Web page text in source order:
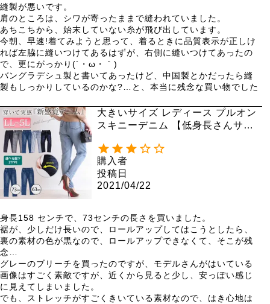
縫製が悪いです。
肩のところは、シワが寄ったままで縫われていました。
あちこちから、始末していない糸が飛び出しています。
今朝、早速!着てみようと思って、着るときに品質表示が正しけ
れば左脇に縫いつけてあるはずが、右側に縫いつけてあったの
で、更にがっかり(´・ω・｀)
バングラデシュ製と書いてあったけど、中国製とかだったら縫
大きいサイズ レディース プルオン
スキニーデニム 【低身長さんサイ
購入者
投稿日
2021/04/22
身長158 センチで、73センチの長さを買いました。
裾が、少しだけ長いので、ロールアップしてはこうとしたら、
裏の素材の色が黒なので、ロールアップできなくて、そこが残
念…
グレーのブリーチを買ったのですが、モデルさんがはいている
画像はすごく素敵ですが、近くから見ると少し、安っぽい感じ
に見えてしまいました。
でも、ストレッチがすごくきいている素材なので、はき心地は